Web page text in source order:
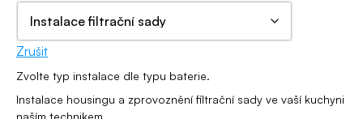
Zvolte typ instalace dle typu baterie.
Zrušit
Instalace housingu a zprovoznění filtrační sady ve vaší kuchyni